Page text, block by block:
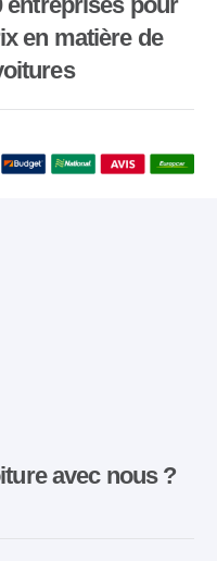
en matière de
avec nous ?